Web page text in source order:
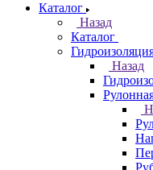
Каталог
Назад
Каталог
Назад